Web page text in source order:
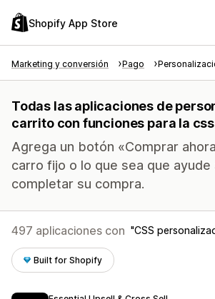
Shopify App Store
Marketing y conversión Pago
Todas las aplicaciones de
carrito con funciones para la
Agrega un botón «Comprar
carro fijo o lo que sea que ayude
completar su compra.
497 aplicaciones con CSS
Built for Shopify